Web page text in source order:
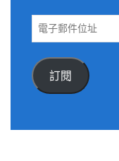
電
件
位
訂閱